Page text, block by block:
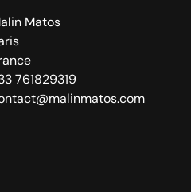
Matos
761829319